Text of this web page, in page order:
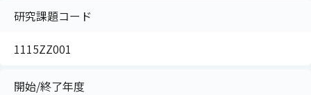
研究課題コード
1115ZZ001
開始/終了年度